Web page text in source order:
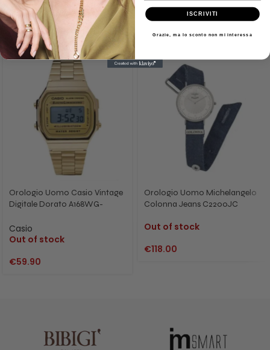
Prodotti correlati
Orologio Uomo Casio Vintage
Digitale Dorato A168WG-
Casio
Out of stock
€59.90
Orologio Uomo Michelangelo
Colonna Jeans C2200JC
Out of stock
€118.00
ISCRIVITI
Grazie, ma lo sconto non mi interessa